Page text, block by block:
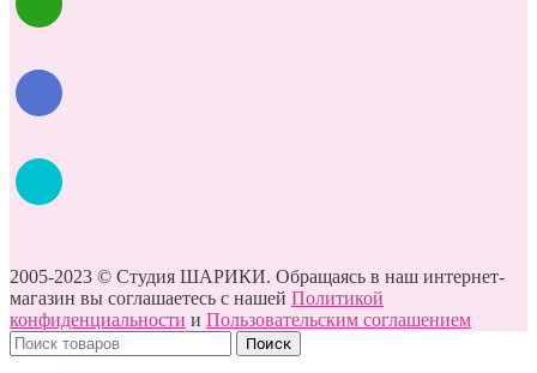
2005-2023 © Студия ШАРИКИ. Обращаясь в наш интернет-
магазин вы соглашаетесь с нашей Политикой
конфиденциальности и Пользовательским соглашением
Поиск